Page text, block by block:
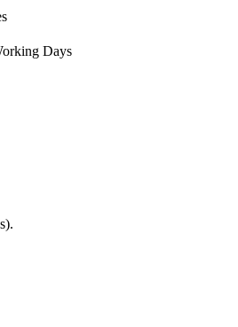
Days